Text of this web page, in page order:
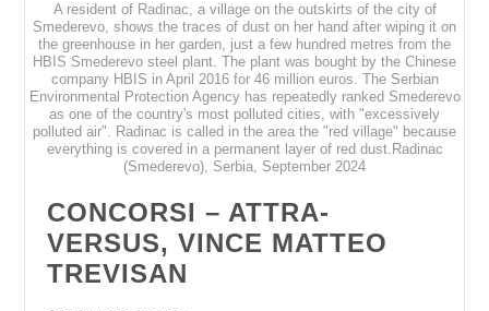
A resident of Radinac, a village on the outskirts of the city of
Smederevo, shows the traces of dust on her hand after wiping it on
the greenhouse in her garden, just a few hundred metres from the
HBIS Smederevo steel plant. The plant was bought by the Chinese
company HBIS in April 2016 for 46 million euros. The Serbian
Environmental Protection Agency has repeatedly ranked Smederevo
as one of the country's most polluted cities, with "excessively
polluted air". Radinac is called in the area the "red village" because
everything is covered in a permanent layer of red dust.Radinac
(Smederevo), Serbia, September 2024
CONCORSI – ATTRA-
VERSUS, VINCE MATTEO
TREVISAN